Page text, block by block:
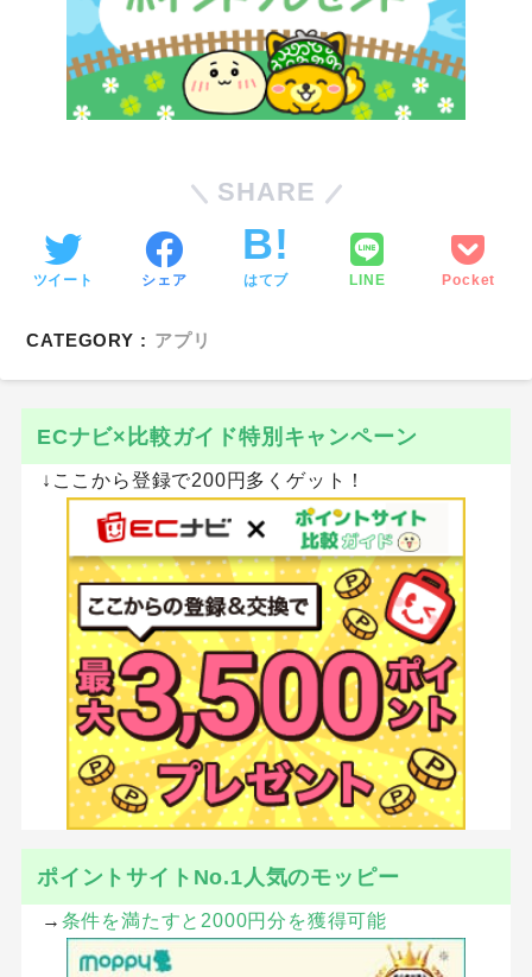
SHARE
ツイート シェア はてブ LINE Pocket
CATEGORY : アプリ
ECナビ×比較ガイド特別キャンペーン
↓ここから登録で200円多くゲット！
ポイントサイトNo.1人気のモッピー
→ 条件を満たすと2000円分を獲得可能